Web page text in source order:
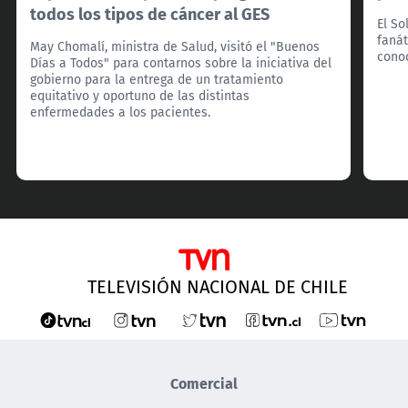
todos los tipos de cáncer al GES
May Chomalí, ministra de Salud, visitó el "Buenos
Días a Todos" para contarnos sobre la iniciativa del
gobierno para la entrega de un tratamiento
equitativo y oportuno de las distintas
enfermedades a los pacientes.
El
TELEVISIÓN NACIONAL DE CHILE
Comercial